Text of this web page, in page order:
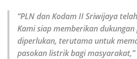
“PLN dan Kodam II Sriwijaya
Kami siap memberikan
diperlukan, terutama untuk
pasokan listrik bagi